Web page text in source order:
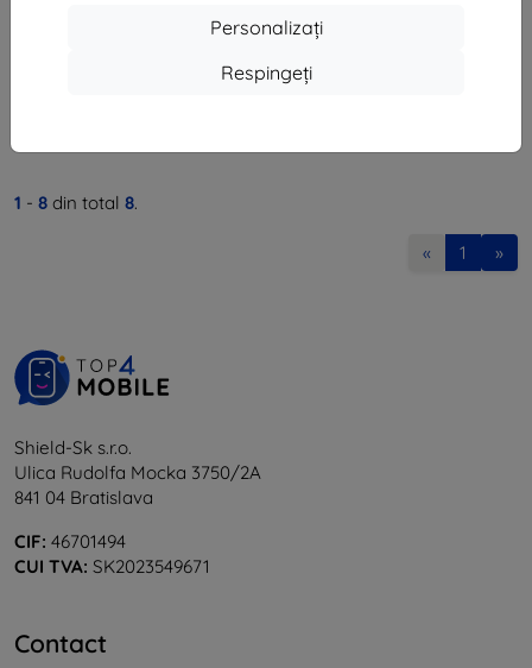
Personalizați
Respingeți
1 - 8 din total 8.
« 1 »
Shield-Sk s.r.o.
Ulica Rudolfa Mocka 3750/2A
841 04 Bratislava
CIF: 46701494
CUI TVA: SK2023549671
Contact